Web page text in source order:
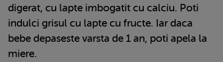
digerat, cu lapte imbogatit cu calciu. Poti
indulci grisul cu lapte cu fructe. Iar daca
bebe depaseste varsta de 1 an, poti apela la
miere.